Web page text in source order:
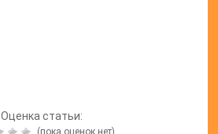
Оценка статьи: